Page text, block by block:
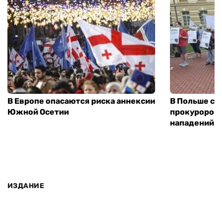
В Европе опасаются риска аннексии
Южной Осетии
В Польше
прокуроров
нападений
ИЗДАНИЕ